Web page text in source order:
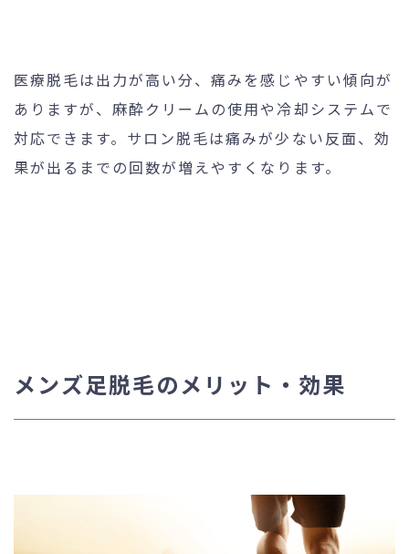
医療脱毛は出力が高い分、痛みを感じやすい傾向が
ありますが、麻酔クリームの使用や冷却システムで
対応できます。サロン脱毛は痛みが少ない反面、効
果が出るまでの回数が増えやすくなります。
メンズ足脱毛のメリット・効果